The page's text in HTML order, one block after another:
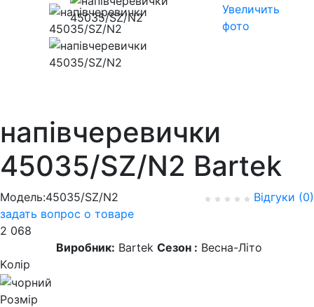
Увеличить
фото
напівчеревички
45035/SZ/N2 Bartek
Модель:45035/SZ/N2
Відгуки (0)
задать вопрос о товаре
2 068
Виробник: Bartek Сезон : Весна-Літо
Kолір
Розмір